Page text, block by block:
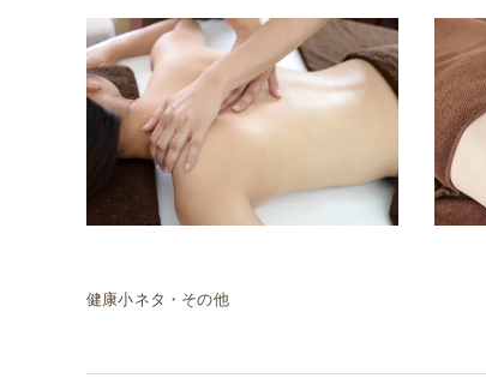
健康小ネタ・その他